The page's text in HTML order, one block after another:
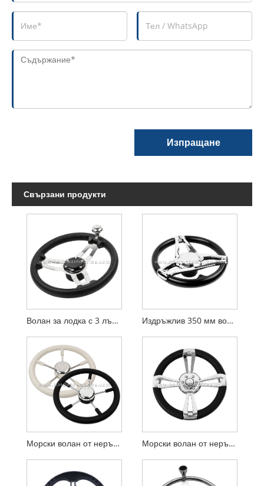
Изпращане
Свързани продукти
Волан за лодка с 3 лъча от неръждаема стомана и копче Издръжлив 350 мм волан за лодка от ABS пластмаса
Морски волан от неръждаема стомана с 5 спици Морски волан от неръждаема стомана с 4 спици с кожена обвивка